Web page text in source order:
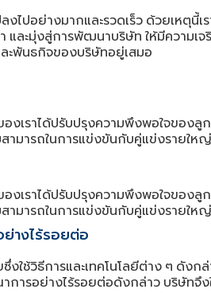
ไปอย่างมากและรวดเร็ว ด้วยเหตุนี้เ
และมุ่งสู่การพัฒนาบริษัท ให้มีความเ
ะพันธกิจของบริษัทอยู่เสมอ
องเราได้ปรับปรุงความพึงพอใจของ
สามารถในการแข่งขันกับคู่แข่งรายใ
องเราได้ปรับปรุงความพึงพอใจของ
สามารถในการแข่งขันกับคู่แข่งรายใ
างไร้รอยต่อ
ใช้วิธีการและเทคโนโลยีต่าง ๆ ดังก
การอย่างไร้รอยต่อดังกล่าว บริษัทจึ